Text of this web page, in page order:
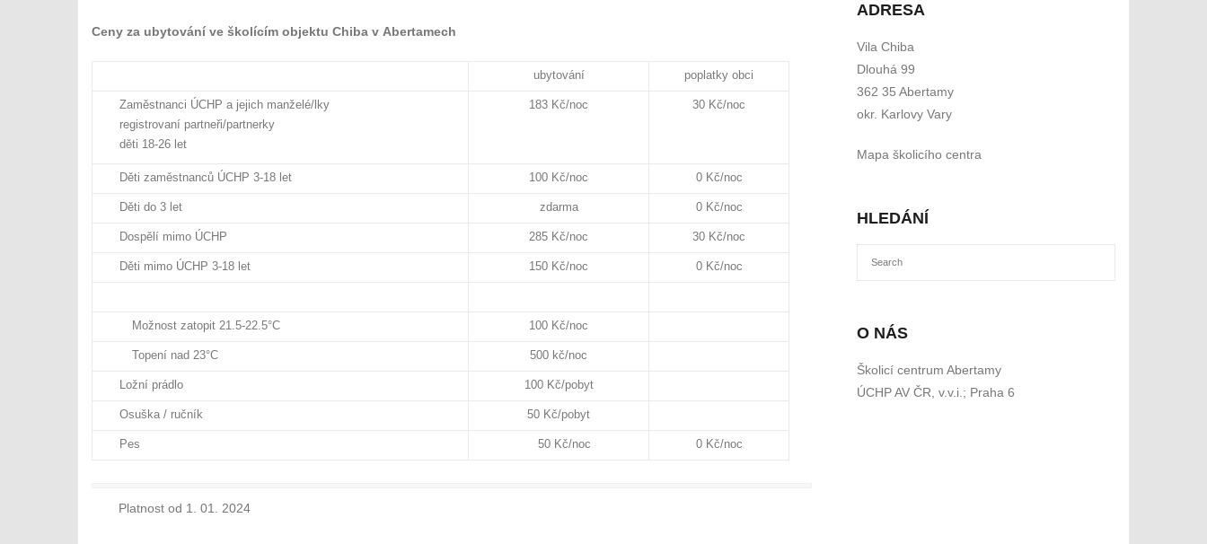
Ceny za ubytování ve školícím objektu Chiba v Abertamech
ubytování poplatky obci
Zaměstnanci ÚCHP a jejich manželé/lky
registrovaní partneři/partnerky
děti 18-26 let
183 Kč/noc 30 Kč/noc
Děti zaměstnanců ÚCHP 3-18 let 100 Kč/noc 0 Kč/noc
Děti do 3 let zdarma 0 Kč/noc
Dospělí mimo ÚCHP 285 Kč/noc 30 Kč/noc
Děti mimo ÚCHP 3-18 let 150 Kč/noc 0 Kč/noc
Možnost zatopit 21.5-22.5°C 100 Kč/noc
Topení nad 23°C 500 kč/noc
Ložní prádlo 100 Kč/pobyt
Osuška / ručník 50 Kč/pobyt
Pes 50 Kč/noc 0 Kč/noc
Platnost od 1. 01. 2024
ADRESA
Vila Chiba
Dlouhá 99
362 35 Abertamy
okr. Karlovy Vary
Mapa školicího centra
HLEDÁNÍ
O NÁS
Školicí centrum Abertamy
ÚCHP AV ČR, v.v.i.; Praha 6